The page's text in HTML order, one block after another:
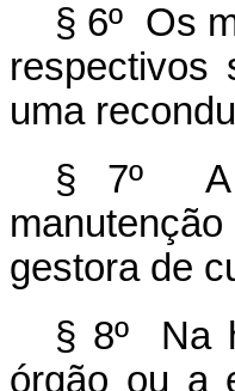
§ 6º Os
respectivos
uma
§ 7º A
gestora de
§ 8º Na
órgão ou a